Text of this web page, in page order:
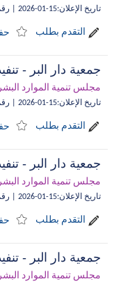
تاريخ الإعلان:
15-01-2026
التقدم بطلب
جمعية دار البر -
مجلس تنمية الموارد
تاريخ الإعلان:
15-01-2026
التقدم بطلب
جمعية دار البر -
مجلس تنمية الموارد
تاريخ الإعلان:
15-01-2026
التقدم بطلب
جمعية دار البر -
مجلس تنمية الموارد